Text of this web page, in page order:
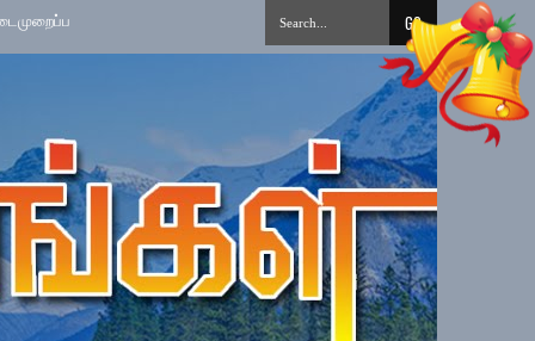
» தமிழ் சிங்கள சித்திரை புதுவருட கலை, கலாசார, விளையாட்டு